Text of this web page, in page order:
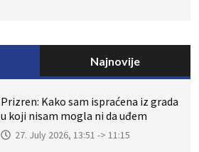
Najnovije
Prizren: Kako sam ispraćena iz grada
u koji nisam mogla ni da uđem
27. July 2026, 13:51 -> 11:15